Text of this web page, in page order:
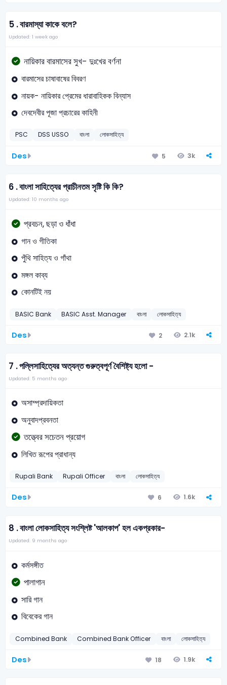
5 .বারমাস্যা কাকে বলে?
Updated: 1 week ago
নায়িকার বারমাসের সুখ- দুঃখের বর্ণনা
বারমাসের চাষাবাষের বিবরণ
নায়ক- নায়িকার প্রেমের ধারাবাহিকক বিন্যাস
দেবদেবীর পূজা প্রচারের কাহিনী
PSC DSS USSO বাংলা লোকসাহিত্য
Des 5 3k
6 .বাংলা সাহিত্যের প্রাচীনতম সৃষ্টি কি কি?
Updated: 10 months ago
প্রবচন, ছড়া ও ধাঁধা
গান ও গীতিকা
পুঁথি সাহিত্য ও গাঁথা
মঙ্গল কাব্য
কোনটিই নয়
BASIC Bank BASIC Asst. Manager বাংলা লোকসাহিত্য
Des 2 2.1k
7 .পল্লিসাহিত্যের অত্যন্ত গুরুত্বপূর্ণ বৈশিষ্ট্য হলো -
Updated: 5 months ago
অসাম্প্রদায়িকতা
অনুবাদপ্রবনতা
তত্ত্বের সচেতন প্রয়োগ
লিখিত রূপের প্রাধান্য
Rupali Bank Rupali Officer বাংলা লোকসাহিত্য
Des 6 1.6k
8 .বাংলা লোকসাহিত্য সংশ্লিষ্ট 'আলকাপ' হল একপ্রকার-
Updated: 9 months ago
কর্মসঙ্গীত
পালাগান
সারি গান
বিবেকের গান
Combined Bank Combined Bank Officer বাংলা লোকসাহিত্য
Des 18 1.9k